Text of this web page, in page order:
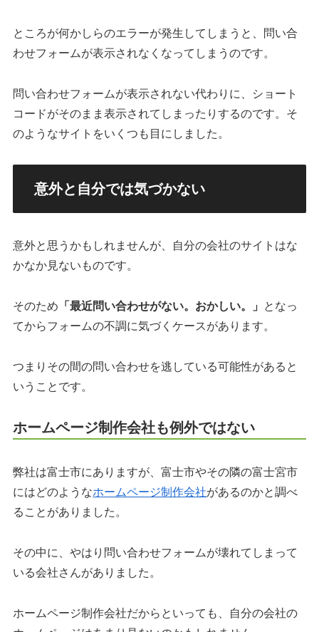
ところが何かしらのエラーが発生してしまうと、問い合
わせフォームが表示されなくなってしまうのです。
問い合わせフォームが表示されない代わりに、ショート
コードがそのまま表示されてしまったりするのです。そ
のようなサイトをいくつも目にしました。
意外と自分では気づかない
意外と思うかもしれませんが、自分の会社のサイトはな
かなか見ないものです。
そのため 「最近問い合わせがない。おかしい。」
となっ
てからフォームの不調に気づくケースがあります。
つまりその間の問い合わせを逃している可能性があると
いうことです。
ホームページ制作会社も例外ではない
弊社は富士市にありますが、富士市やその隣の富士宮市
にはどのようなホームページ制作会社があるのかと調べ
ることがありました。
その中に、やはり問い合わせフォームが壊れてしまって
いる会社さんがありました。
ホームページ制作会社だからといっても、自分の会社の